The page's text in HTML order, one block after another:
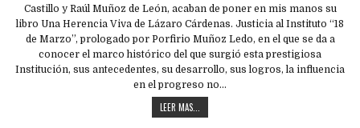
Castillo y Raúl Muñoz de León, acaban de poner en mis manos su
libro Una Herencia Viva de Lázaro Cárdenas. Justicia al Instituto “18
de Marzo”, prologado por Porfirio Muñoz Ledo, en el que se da a
conocer el marco histórico del que surgió esta prestigiosa
Institución, sus antecedentes, su desarrollo, sus logros, la influencia
en el progreso no…
LEER MAS...